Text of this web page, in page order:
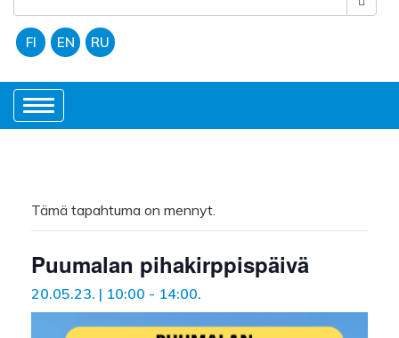
FI EN RU
Toggle
navigation
Tämä tapahtuma on mennyt.
Puumalan pihakirppispäivä
20.05.23. | 10:00 - 14:00.